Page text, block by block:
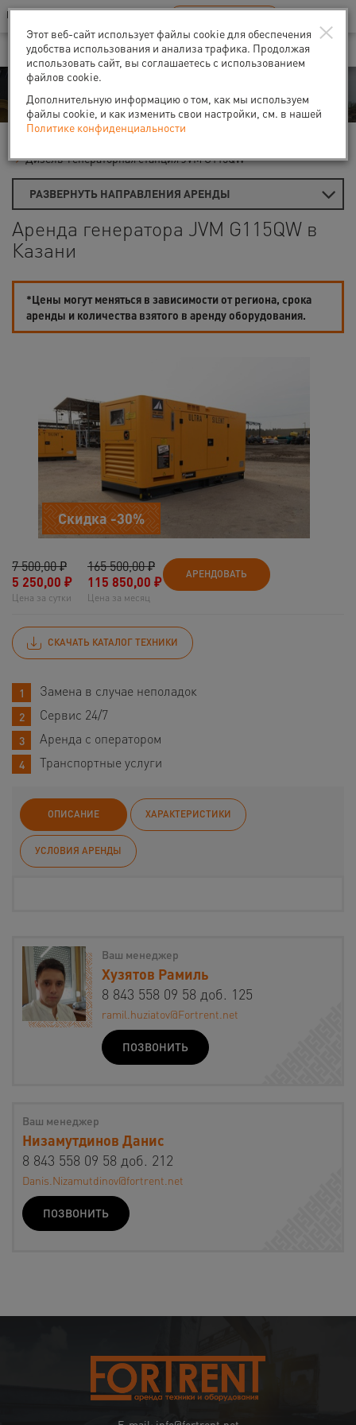
Ваш город:Казань
В Вашем регионе нет наших офисов RU EN
Аренда
Дизель-генераторная станция JVM G115QW
РАЗВЕРНУТЬ НАПРАВЛЕНИЯ АРЕНДЫ
Аренда генератора JVM G115QW в
Казани
*Цены могут меняться в зависимости от региона, срока
аренды и количества взятого в аренду оборудования.
Скидка -30%
7 500,00 ₽
5 250,00 ₽
Цена за сутки
165 500,00 ₽
115 850,00 ₽
Цена за месяц
АРЕНДОВАТЬ
СКАЧАТЬ КАТАЛОГ ТЕХНИКИ
Замена в случае неполадок
Сервис 24/7
Аренда с оператором
Транспортные услуги
ОПИСАНИЕ ХАРАКТЕРИСТИКИ
УСЛОВИЯ АРЕНДЫ
Ваш менеджер
Хузятов Рамиль
8 843 558 09 58 доб. 125
ramil.huziatov@Fortrent.net
ПОЗВОНИТЬ
Ваш менеджер
Низамутдинов Данис
8 843 558 09 58 доб. 212
Danis.Nizamutdinov@fortrent.net
ПОЗВОНИТЬ
×
Этот веб-сайт использует файлы cookie для обеспечения
удобства использования и анализа трафика. Продолжая
использовать сайт, вы соглашаетесь с использованием
файлов cookie.
Дополнительную информацию о том, как мы используем
файлы cookie, и как изменить свои настройки, см. в нашей
Политике конфиденциальности